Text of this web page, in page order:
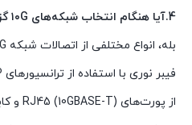
4.آیا هنگام انتخاب شبکه‌های ۱۰G گزینه‌هایی برای نوع اتصال دارم؟